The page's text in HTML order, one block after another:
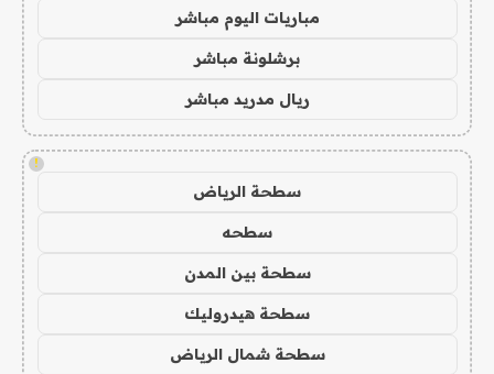
مباريات اليوم مباشر
برشلونة مباشر
ريال مدريد مباشر
!
سطحة الرياض
سطحه
سطحة بين المدن
سطحة هيدروليك
سطحة شمال الرياض